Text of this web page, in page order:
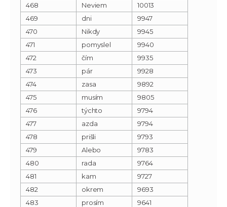
468
Neviem
10013
469
dni
9947
470
Nikdy
9945
471
pomyslel
9940
472
čím
9935
473
pár
9928
474
zasa
9892
475
musím
9805
476
týchto
9794
477
azda
9794
478
prišli
9793
479
Alebo
9783
480
rada
9764
481
kam
9727
482
okrem
9693
483
prosím
9641